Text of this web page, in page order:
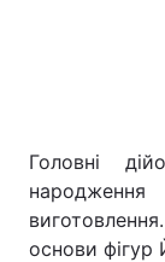
Головні
основи фігур